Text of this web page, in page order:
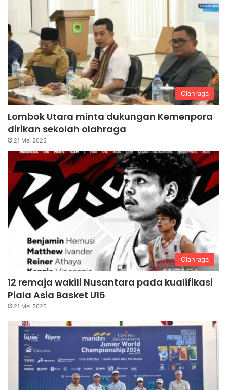
Olahraga
Lombok Utara minta dukungan Kemenpora
dirikan sekolah olahraga
21 Mei 2025
Olahraga
12 remaja wakili Nusantara pada kualifikasi
Piala Asia Basket U16
21 Mei 2025